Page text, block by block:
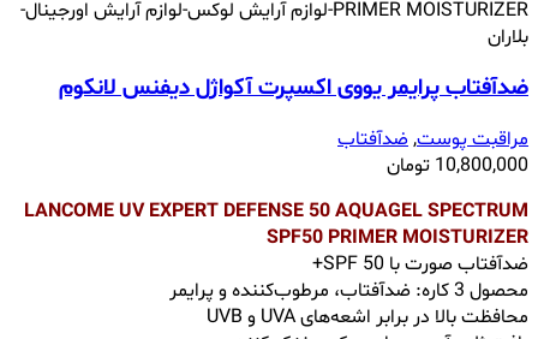
ضدآفتاب پرایمر یووی اکسپرت آکواژل دیفنس لانکوم
مراقبت پوست,ضدآفتاب
10,800,000 تومان
LANCOME UV EXPERT DEFENSE 50 AQUAGEL SPECTRUM
SPF50 PRIMER MOISTURIZER
ضدآفتاب صورت با SPF 50+
محصول 3 کاره: ضدآفتاب، مرطوب‌کننده و پرایمر
محافظت بالا در برابر اشعه‌های UVA و UVB